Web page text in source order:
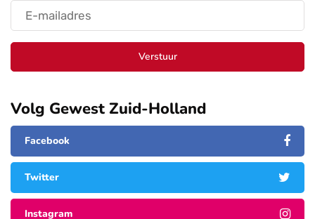
Verstuur
Volg Gewest Zuid-Holland
Facebook
Twitter
Instagram